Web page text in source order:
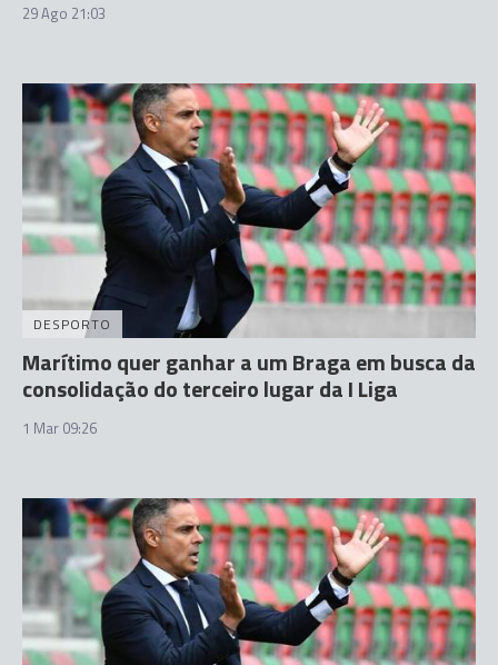
29 Ago 21:03
DESPORTO
Marítimo quer ganhar a um Braga em busca da
consolidação do terceiro lugar da I Liga
1 Mar 09:26